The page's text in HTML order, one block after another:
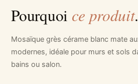
Pourquoi ce produit.
Mosaïque grès cérame blanc mate
modernes, idéale pour murs et sols
bains ou salon.